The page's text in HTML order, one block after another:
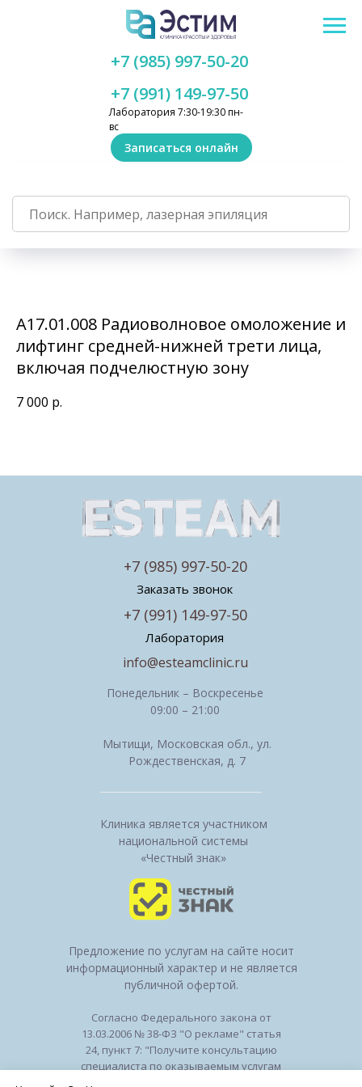
Лаборатория 7:30-19:30 пн-
вс
+7 (991) 149-97-50
+7 (985) 997-50-20
Записаться онлайн
А17.01.008 Радиоволновое омоложение и
лифтинг средней-нижней трети лица,
включая подчелюстную зону
7 000 р.
Клиника является участником
национальной системы
«Честный знак»
Понедельник – Воскресенье
09:00 – 21:00
Мытищи, Московская обл., ул.
Рождественская, д. 7
Заказать звонок
Лаборатория
info@esteamclinic.ru
+7 (991) 149-97-50
+7 (985) 997-50-20
Предложение по услугам на сайте носит
информационный характер и не является
публичной офертой.
Согласно Федерального закона от
13.03.2006 № 38-ФЗ "О рекламе" статья
24, пункт 7: "Получите консультацию
специалиста по оказываемым услугам